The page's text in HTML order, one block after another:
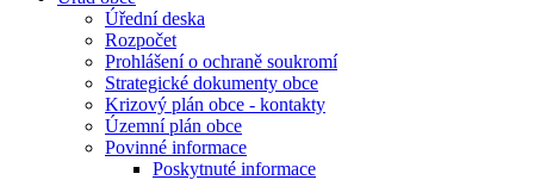
Úřední deska
Rozpočet
Prohlášení o ochraně soukromí
Strategické dokumenty obce
Krizový plán obce - kontakty
Územní plán obce
Povinné informace
Poskytnuté informace